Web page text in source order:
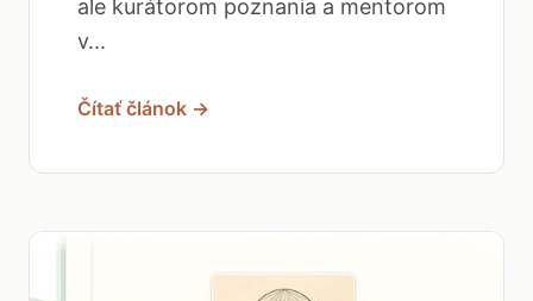
ale kurátorom poznania a mentorom
v...
Čítať článok →